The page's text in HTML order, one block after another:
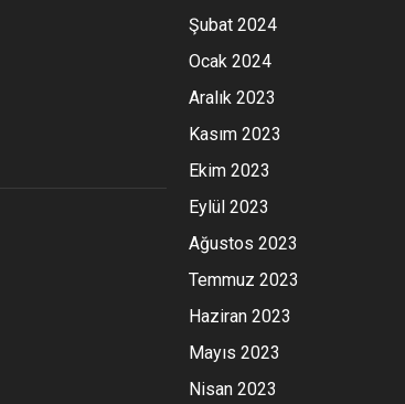
Şubat 2024
Ocak 2024
Aralık 2023
Kasım 2023
Ekim 2023
Eylül 2023
Ağustos 2023
Temmuz 2023
Haziran 2023
Mayıs 2023
Nisan 2023